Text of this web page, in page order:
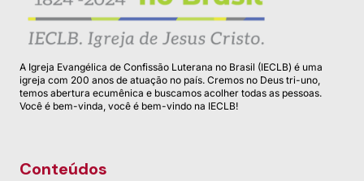
A Igreja Evangélica de Confissão Luterana no Brasil (IECLB) é uma
igreja com 200 anos de atuação no país. Cremos no Deus tri-uno,
temos abertura ecumênica e buscamos acolher todas as pessoas.
Você é bem-vinda, você é bem-vindo na IECLB!
Conteúdos